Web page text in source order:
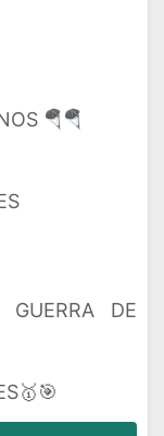
🪂🪂
GUERRA DE